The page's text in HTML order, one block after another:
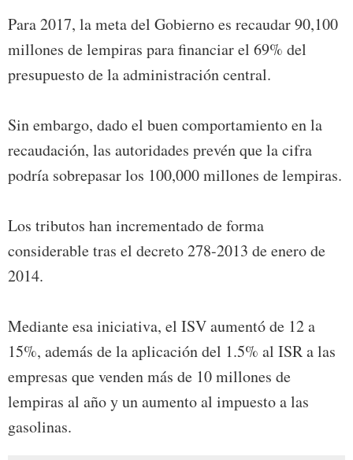
Para 2017, la meta del Gobierno es recaudar 90,100
millones de lempiras para financiar el 69% del
presupuesto de la administración central.
Sin embargo, dado el buen comportamiento en la
recaudación, las autoridades prevén que la cifra
podría sobrepasar los 100,000 millones de lempiras.
Los tributos han incrementado de forma
considerable tras el decreto 278-2013 de enero de
2014.
Mediante esa iniciativa, el ISV aumentó de 12 a
15%, además de la aplicación del 1.5% al ISR a las
empresas que venden más de 10 millones de
lempiras al año y un aumento al impuesto a las
gasolinas.